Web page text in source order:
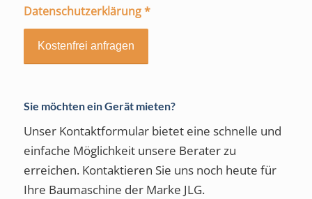
Datenschutzerklärung *
Sie möchten ein Gerät mieten?
Unser Kontaktformular bietet eine schnelle und
einfache Möglichkeit unsere Berater zu
erreichen. Kontaktieren Sie uns noch heute für
Ihre Baumaschine der Marke JLG.